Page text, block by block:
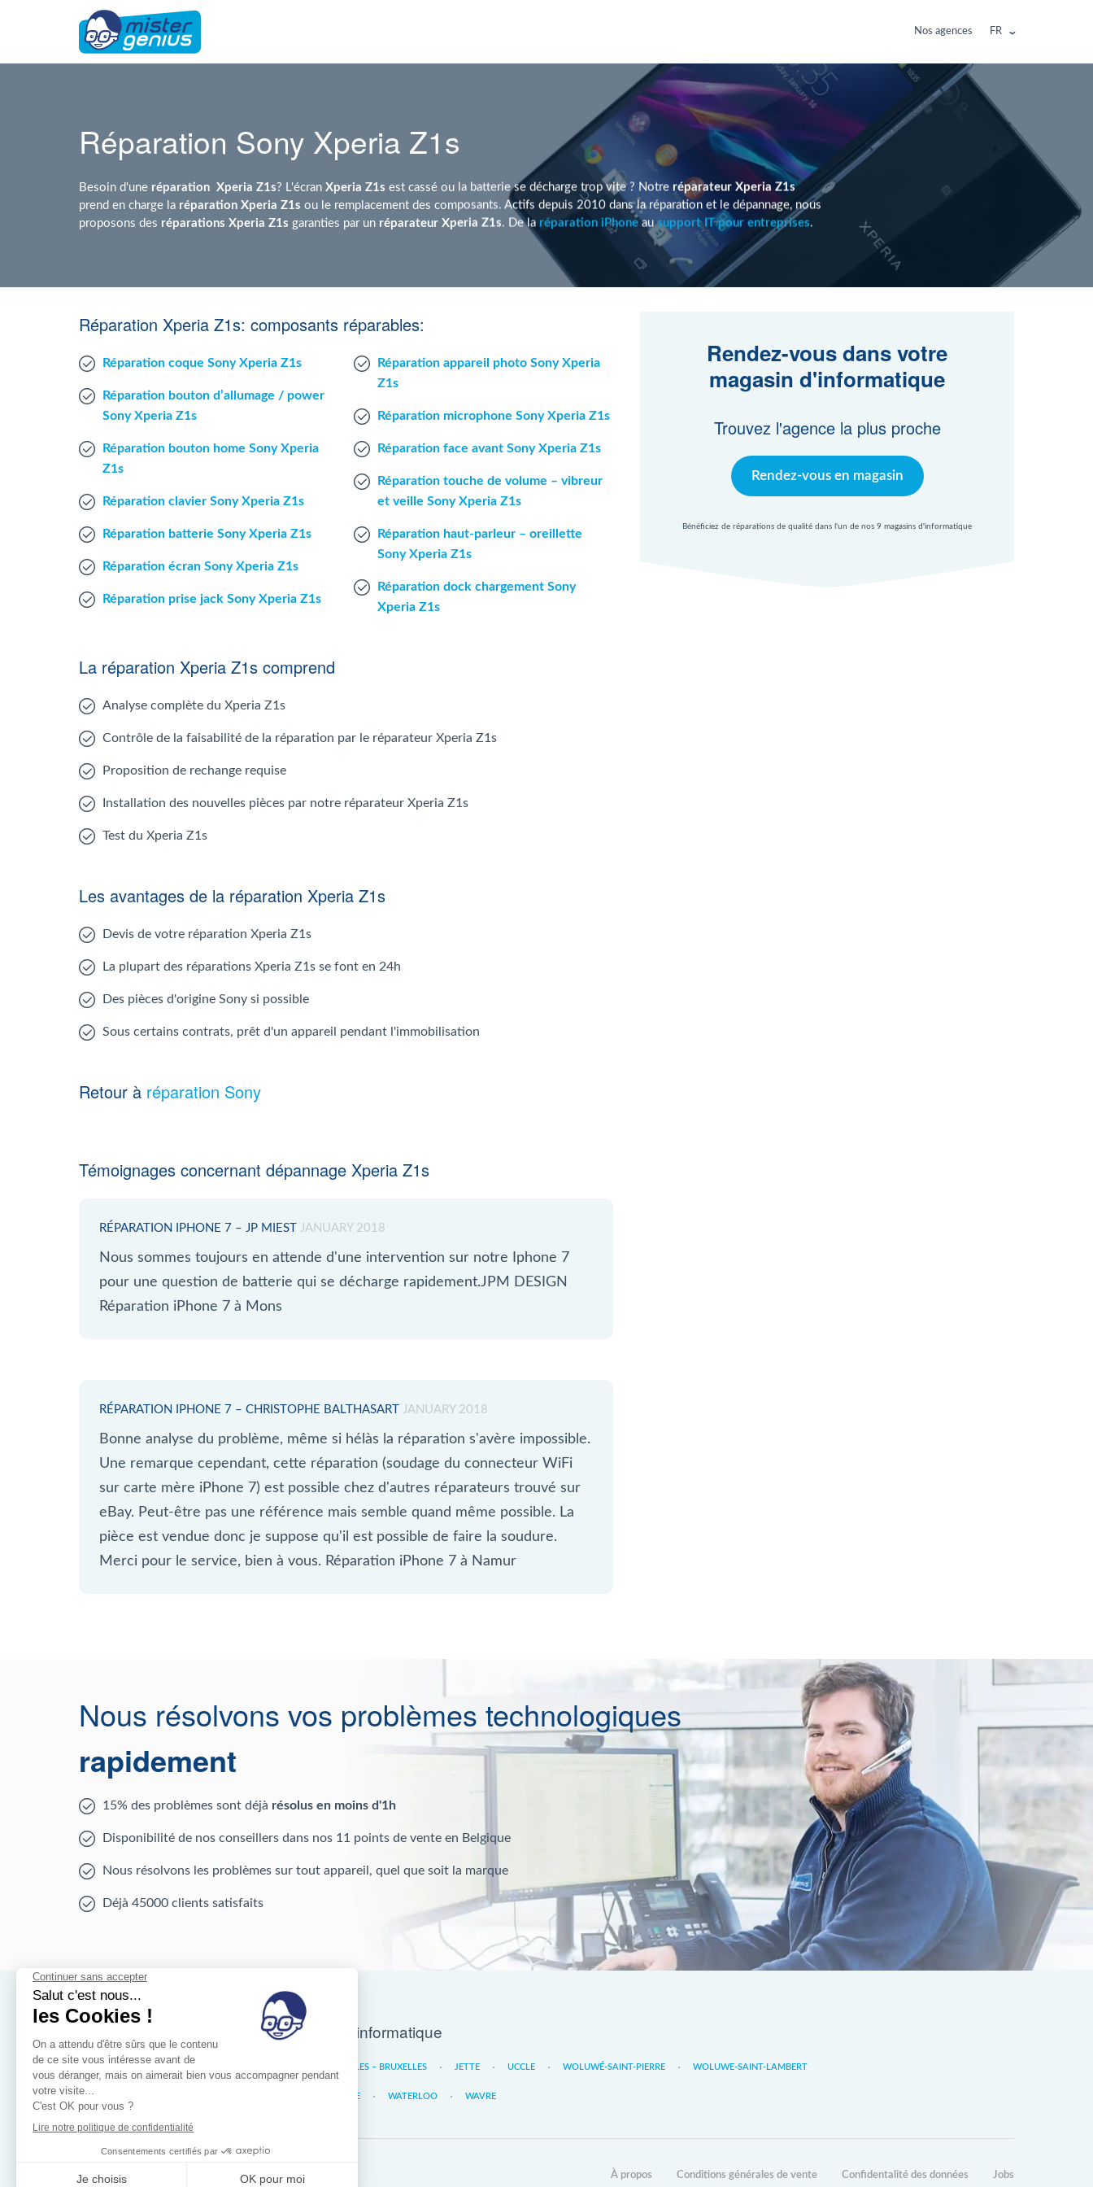
Nos agences FR
Réparation Sony Xperia Z1s
Besoin d'une réparation Xperia Z1s? L'écran Xperia Z1s est cassé ou la batterie se décharge trop vite ? Notre réparateur Xperia Z1s
prend en charge la réparation Xperia Z1s ou le remplacement des composants. Actifs depuis 2010 dans la réparation et le dépannage, nous
proposons des réparations Xperia Z1s garanties par un réparateur Xperia Z1s. De la réparation iPhoneausupport IT pour entreprises.
Réparation Xperia Z1s: composants réparables:
Réparation coque Sony Xperia Z1s
Réparation bouton d’allumage / power
Sony Xperia Z1s
Réparation bouton home Sony Xperia
Z1s
Réparation clavier Sony Xperia Z1s
Réparation batterie Sony Xperia Z1s
Réparation écran Sony Xperia Z1s
Réparation prise jack Sony Xperia Z1s
Réparation appareil photo Sony Xperia
Z1s
Réparation microphone Sony Xperia Z1s
Réparation face avant Sony Xperia Z1s
Réparation touche de volume – vibreur
et veille Sony Xperia Z1s
Réparation haut-parleur – oreillette
Sony Xperia Z1s
Réparation dock chargement Sony
Xperia Z1s
Rendez-vous dans votre
magasin d'informatique
Trouvez l'agence la plus proche
Rendez-vous en magasin
Bénéficiez de réparations de qualité dans l'un de nos 9 magasins d'informatique
La réparation Xperia Z1s comprend
Analyse complète du Xperia Z1s
Contrôle de la faisabilité de la réparation par le réparateur Xperia Z1s
Proposition de rechange requise
Installation des nouvelles pièces par notre réparateur Xperia Z1s
Test du Xperia Z1s
Les avantages de la réparation Xperia Z1s
Devis de votre réparation Xperia Z1s
La plupart des réparations Xperia Z1s se font en 24h
Des pièces d'origine Sony si possible
Sous certains contrats, prêt d'un appareil pendant l'immobilisation
Retour à réparation Sony
Témoignages concernant dépannage Xperia Z1s
RÉPARATION IPHONE 7 – JP MIEST JANUARY 2018
Nous sommes toujours en attende d'une intervention sur notre Iphone 7
pour une question de batterie qui se décharge rapidement.JPM DESIGN
Réparation iPhone 7 à Mons
RÉPARATION IPHONE 7 – CHRISTOPHE BALTHASART JANUARY 2018
Bonne analyse du problème, même si hélàs la réparation s'avère impossible.
Une remarque cependant, cette réparation (soudage du connecteur WiFi
sur carte mère iPhone 7) est possible chez d'autres réparateurs trouvé sur
eBay. Peut-être pas une référence mais semble quand même possible. La
pièce est vendue donc je suppose qu'il est possible de faire la soudure.
Merci pour le service, bien à vous. Réparation iPhone 7 à Namur
Nous résolvons vos problèmes technologiques
rapidement
15% des problèmes sont déjà résolus en moins d'1h
Disponibilité de nos conseillers dans nos 11 points de vente en Belgique
Nous résolvons les problèmes sur tout appareil, quel que soit la marque
Déjà 45000 clients satisfaits
Nos magasins d'informatique
IXELLES – BRUXELLES JETTE UCCLE WOLUWÉ-SAINT-PIERRE WOLUWE-SAINT-LAMBERT
LIÈGE WATERLOO WAVRE
À propos Conditions générales de vente Confidentalité des données Jobs